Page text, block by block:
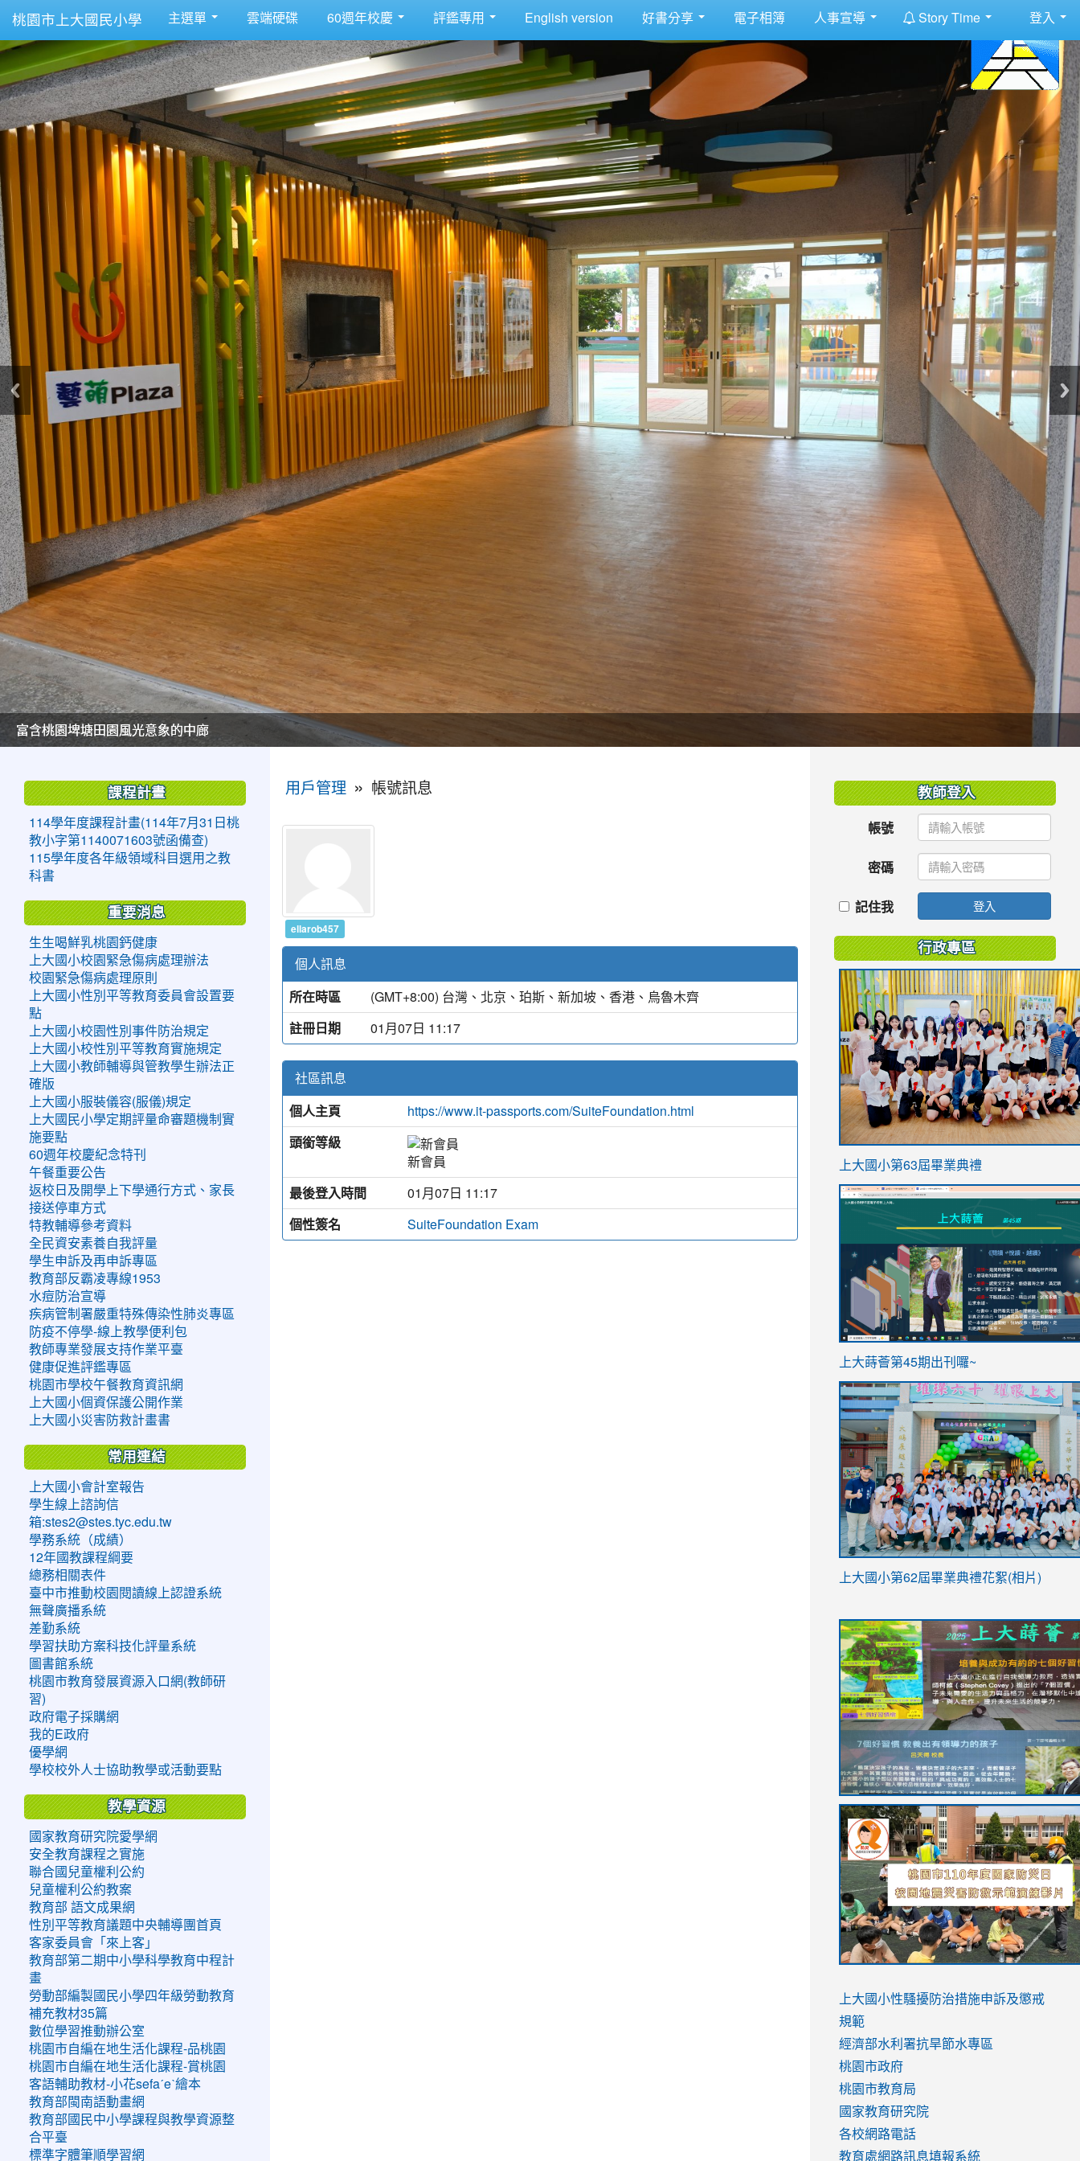
桃園市上大國民小學 主選單 雲端硬碟 60週年校慶 評鑑專用 English version 好書分享 電子相簿 人事宣導 Story Time 登入
美麗的操場是我們活力的來源
美麗的操場是我們活力的來源
煥然一新的小司令台
煥然一新的小司令台
富含桃園埤塘田園風光意象的中廊
富含桃園埤塘田園風光意象的中廊
嶄新的中庭廣場
嶄新的中庭廣場
水生池生生不息
水生池生生不息
用戶管理 » 帳號訊息
ellarob457
個人訊息
所在時區
(GMT+8:00) 台灣、北京、珀斯、新加坡、香港、烏魯木齊
註冊日期
01月07日 11:17
社區訊息
個人主頁
https://www.it-passports.com/SuiteFoundation.html
頭銜等級
新會員
最後登入時間
01月07日 11:17
個性簽名
SuiteFoundation Exam
課程計畫
114學年度課程計畫(114年7月31日桃
教小字第1140071603號函備查)
115學年度各年級領域科目選用之教
科書
重要消息
生生喝鮮乳桃園鈣健康
上大國小校園緊急傷病處理辦法
校園緊急傷病處理原則
上大國小性別平等教育委員會設置要
點
上大國小校園性別事件防治規定
上大國小校性別平等教育實施規定
上大國小教師輔導與管教學生辦法正
確版
上大國小服裝儀容(服儀)規定
上大國民小學定期評量命審題機制實
施要點
60週年校慶紀念特刊
午餐重要公告
返校日及開學上下學通行方式、家長
接送停車方式
特教輔導參考資料
全民資安素養自我評量
學生申訴及再申訴專區
教育部反霸凌專線1953
水痘防治宣導
疾病管制署嚴重特殊傳染性肺炎專區
防疫不停學-線上教學便利包
教師專業發展支持作業平臺
健康促進評鑑專區
桃園市學校午餐教育資訊網
上大國小個資保護公開作業
上大國小災害防救計畫書
常用連結
上大國小會計室報告
學生線上諮詢信
箱:stes2@stes.tyc.edu.tw
學務系統（成績）
12年國教課程綱要
總務相關表件
臺中市推動校園閱讀線上認證系統
無聲廣播系統
差勤系統
學習扶助方案科技化評量系統
圖書館系統
桃園市教育發展資源入口網(教師研
習)
政府電子採購網
我的E政府
優學網
學校校外人士協助教學或活動要點
教學資源
國家教育研究院愛學網
安全教育課程之實施
聯合國兒童權利公約
兒童權利公約教案
教育部 語文成果網
性別平等教育議題中央輔導團首頁
客家委員會「來上客」
教育部第二期中小學科學教育中程計
畫
勞動部編製國民小學四年級勞動教育
補充教材35篇
數位學習推動辦公室
桃園市自編在地生活化課程-品桃園
桃園市自編在地生活化課程-賞桃園
客語輔助教材-小花sefaˊeˋ繪本
教育部閩南語動畫網
教育部國民中小學課程與教學資源整
合平臺
標準字體筆順學習網
教師登入
帳號
密碼
記住我 登入
行政專區
link
https://sites.google.com/stes.tyc.edu.tw/
上大國小第63屆畢業典禮
link
ink
https://sites.google.com/stes.tyc.edu.tw/
link
https://sites.google.com/stes.tyc.edu.tw/
上大蒔薈第45期出刊囉~
link
YfDQppRvyMk686kIw6SBbssEIZ6WnT/
usp=sharing
上大國小第62屆畢業典禮花絮(相片)
to
https://drive.google.com/file/d/1I-
YfDQppRvyMk686kIw6SBbssEIZ6WnT/
usp=sharing
to
https://sites.google.com/stes.tyc.edu.tw/
link
to
https://sites.google.com/stes.tyc.edu.tw/
link
to
https://drive.google.com/file/d/
usp=sharing
link
to
https://youtu.be/jJOMVWY3-
8M
link
to
https://drive.google.com/file/d/
usp=sharing
to
https://www.youtube.com/watch?
v=hC_gdZndU9s
to
https://www.youtube.com/watch?
v=hC_gdZndU9s
link
to
https://www.youtube.com/watch?
v=mfpNykQ0g4M
上大國小性騷擾防治措施申訴及懲戒
規範
經濟部水利署抗旱節水專區
桃園市政府
桃園市教育局
國家教育研究院
各校網路電話
教育處網路訊息填報系統